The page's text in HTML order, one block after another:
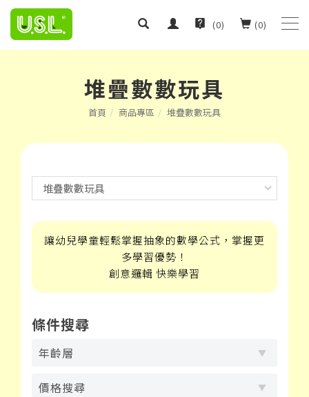
(0)
(0)
堆疊數數玩具
首頁 商品專區 堆疊數數玩具
讓幼兒學童輕鬆掌握抽象的數學公式，掌握更
多學習優勢！
創意邏輯 快樂學習
條件搜尋
年齡層
價格搜尋